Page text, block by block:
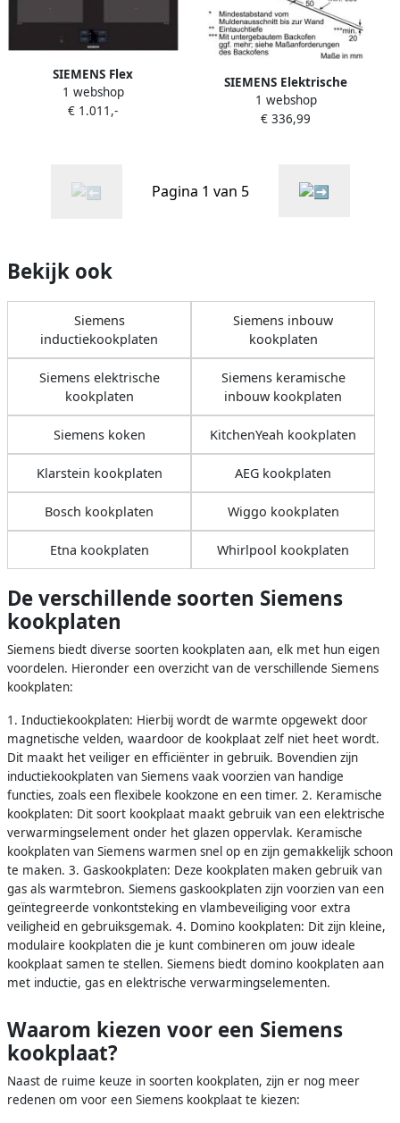
SIEMENS Flex
inductiekookplaat van
SCHOTTCERAN EX675JYW1E
1 webshop
€ 1.011,-
SIEMENS Elektrische
kookplaat van SCHOTT
CERAN ET675FNP1E
1 webshop
€ 336,99
Pagina 1 van 5
Bekijk ook
Siemens
inductiekookplaten
Siemens inbouw
kookplaten
Siemens elektrische
kookplaten
Siemens keramische
inbouw kookplaten
Siemens koken KitchenYeah kookplaten
Klarstein kookplaten AEG kookplaten
Bosch kookplaten Wiggo kookplaten
Etna kookplaten Whirlpool kookplaten
De verschillende soorten Siemens
kookplaten
Siemens biedt diverse soorten kookplaten aan, elk met hun eigen
voordelen. Hieronder een overzicht van de verschillende Siemens
kookplaten:
1. Inductiekookplaten: Hierbij wordt de warmte opgewekt door
magnetische velden, waardoor de kookplaat zelf niet heet wordt.
Dit maakt het veiliger en efficiënter in gebruik. Bovendien zijn
inductiekookplaten van Siemens vaak voorzien van handige
functies, zoals een flexibele kookzone en een timer. 2. Keramische
kookplaten: Dit soort kookplaat maakt gebruik van een elektrische
verwarmingselement onder het glazen oppervlak. Keramische
kookplaten van Siemens warmen snel op en zijn gemakkelijk schoon
te maken. 3. Gaskookplaten: Deze kookplaten maken gebruik van
gas als warmtebron. Siemens gaskookplaten zijn voorzien van een
geïntegreerde vonkontsteking en vlambeveiliging voor extra
veiligheid en gebruiksgemak. 4. Domino kookplaten: Dit zijn kleine,
modulaire kookplaten die je kunt combineren om jouw ideale
kookplaat samen te stellen. Siemens biedt domino kookplaten aan
met inductie, gas en elektrische verwarmingselementen.
Waarom kiezen voor een Siemens
kookplaat?
Naast de ruime keuze in soorten kookplaten, zijn er nog meer
redenen om voor een Siemens kookplaat te kiezen: